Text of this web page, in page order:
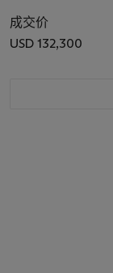
成交价
USD 132,300